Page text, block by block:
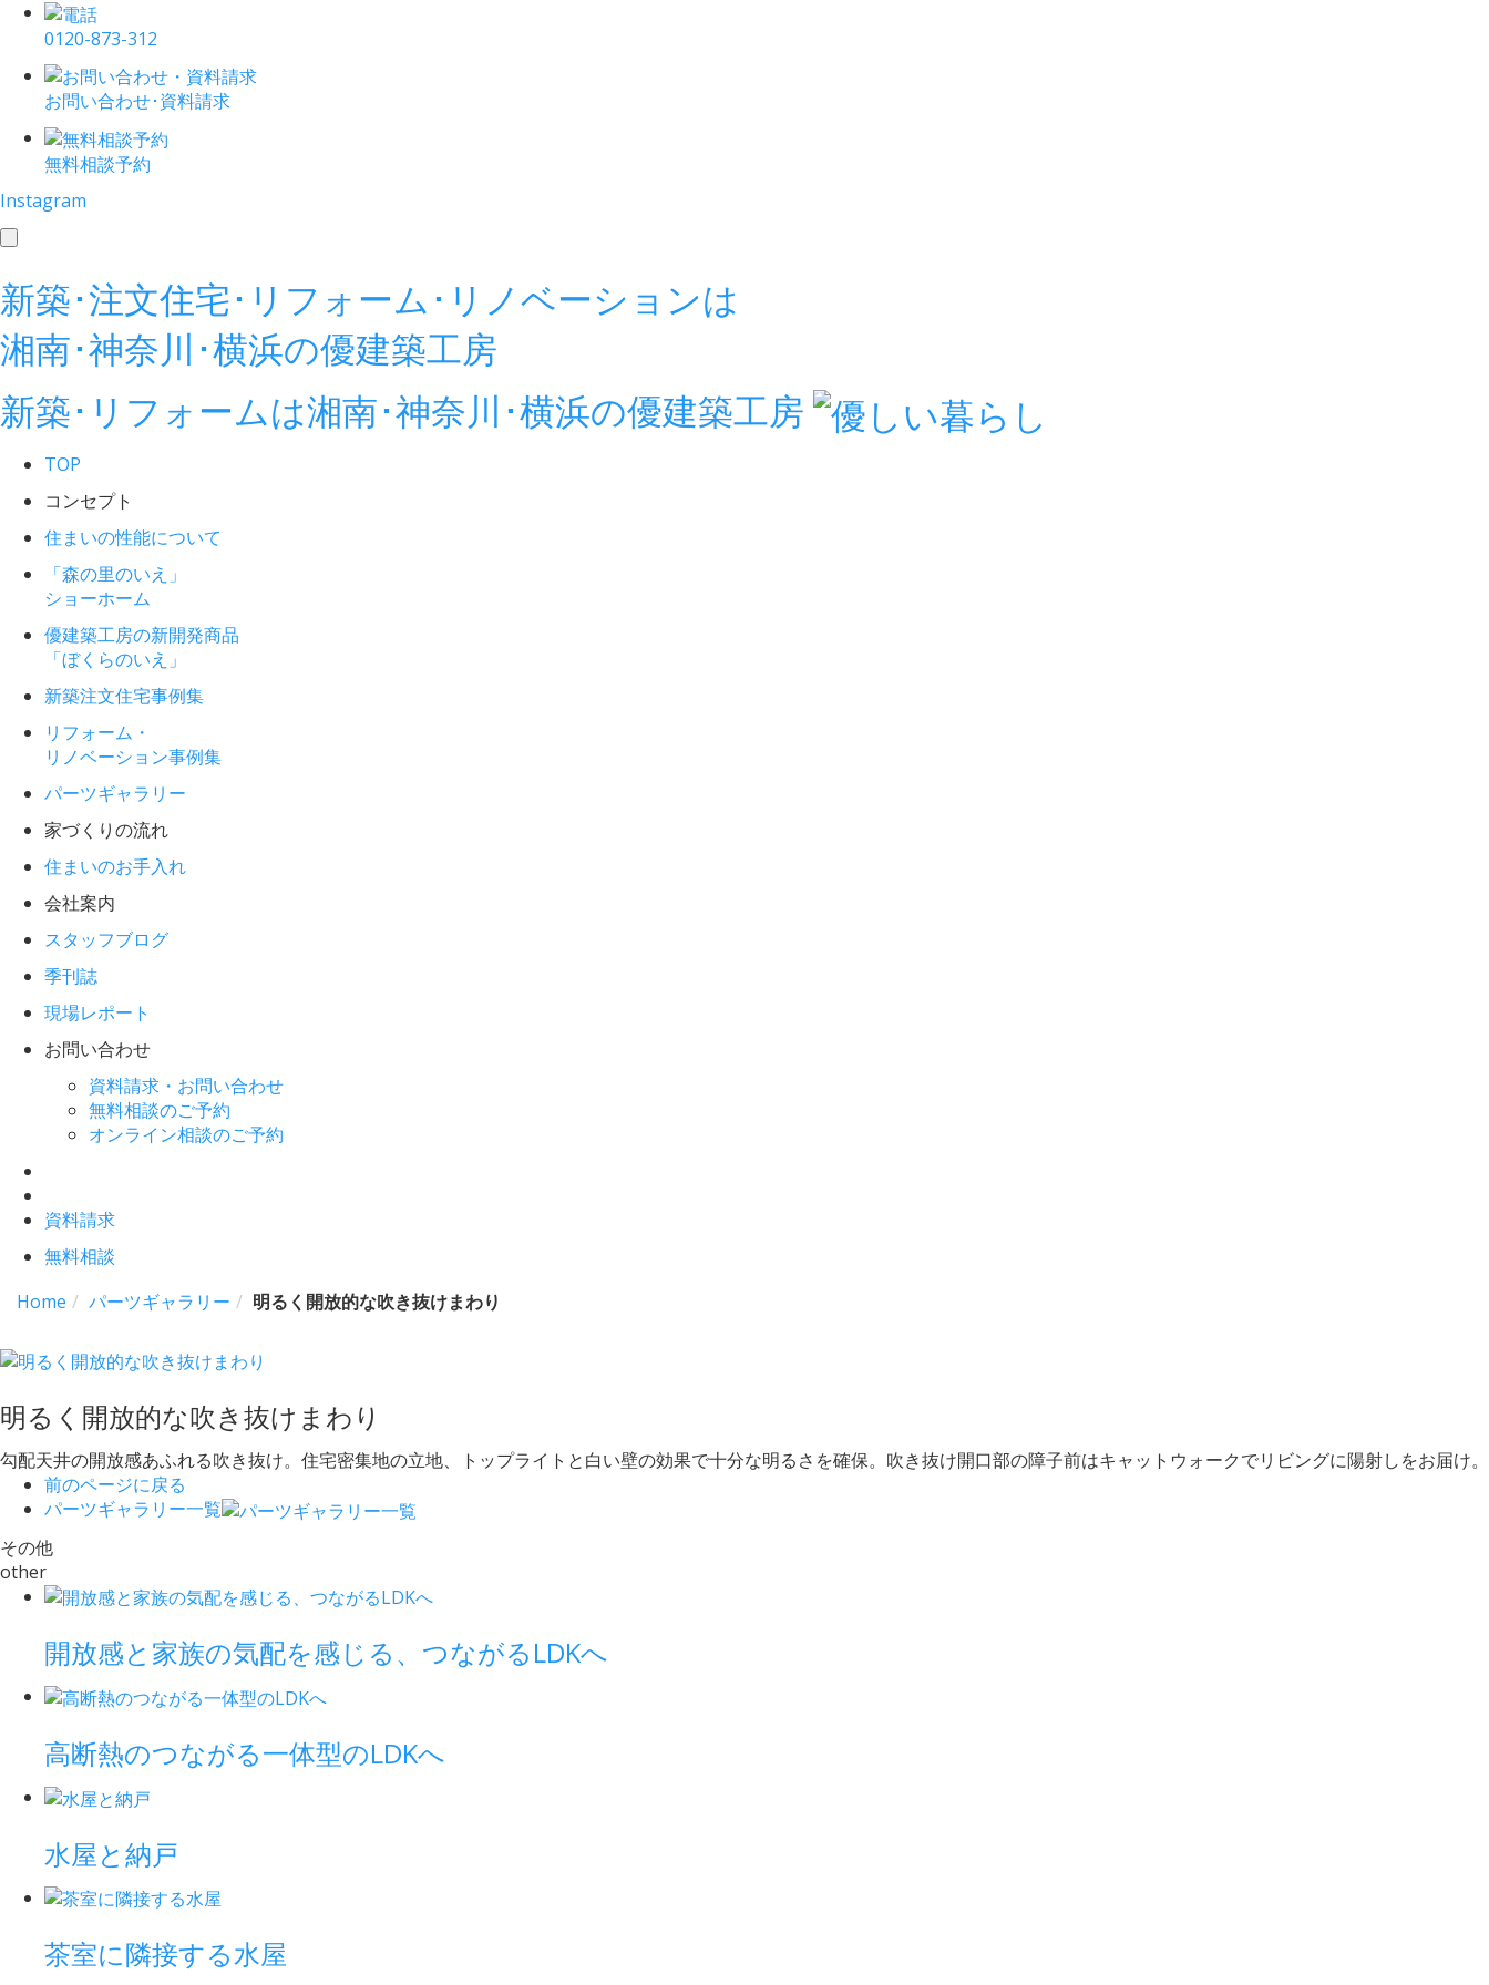
0120-873-312
お問い合わせ･資料請求
無料相談予約
Instagram
toggle
新築･注文住宅･リフォーム･リノベーションは
湘南･神奈川･横浜の優建築工房
新築･リフォームは湘南･神奈川･横浜の優建築工房
TOP
コンセプト
住まいの性能について
「森の里のいえ」
ショーホーム
優建築工房の新開発商品
「ぼくらのいえ」
新築注文住宅事例集
リフォーム・
リノベーション事例集
パーツギャラリー
家づくりの流れ
住まいのお手入れ
会社案内
スタッフブログ
季刊誌
現場レポート
お問い合わせ
資料請求・お問い合わせ
無料相談のご予約
オンライン相談のご予約
資料請求
無料相談
Home
パーツギャラリー 明るく開放的な吹き抜けまわり
明るく開放的な吹き抜けまわり
勾配天井の開放感あふれる吹き抜け。住宅密集地の立地、トップライトと白い壁の効果で十分な明るさを確保。吹き抜け開口部の障子前はキャットウォークでリビングに陽射しをお届け。
前のページに戻る
パーツギャラリー一覧
その他
other
開放感と家族の気配を感じる、つながるLDKへ
高断熱のつながる一体型のLDKへ
水屋と納戸
茶室に隣接する水屋